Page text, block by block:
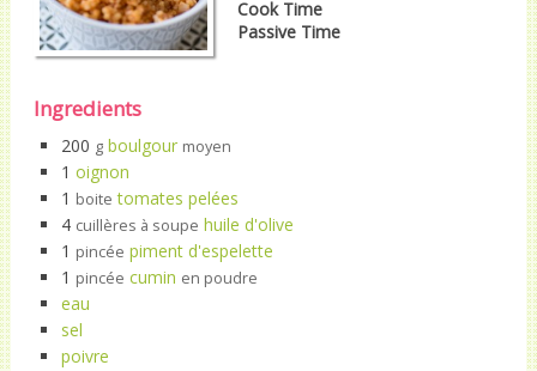
Cook Time
Passive Time
Ingredients
200 g boulgour moyen
1 oignon
1 boite tomates pelées
4 cuillères à soupe huile d'olive
1 pincée piment d'espelette
1 pincée cumin en poudre
eau
sel
poivre